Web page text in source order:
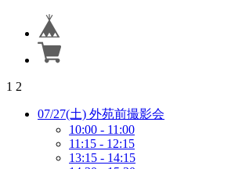
1 2
07/27(土) 外苑前撮影会
10:00 - 11:00
11:15 - 12:15
13:15 - 14:15